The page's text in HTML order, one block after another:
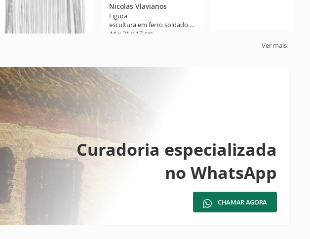
León Ferrari
Sem Título
escultura em metal
48 x 20 x 20 cm
1978
Nicolas Vlavianos
Figura
escultura em ferro soldado e pintado
44 x 31 x 17 cm
Ver mais
Curadoria especializada
no WhatsApp
CHAMAR AGORA